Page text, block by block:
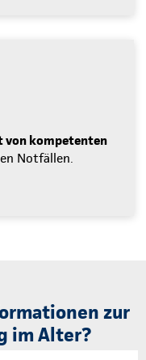
von kompetenten
Notfällen.
zur
im Alter?